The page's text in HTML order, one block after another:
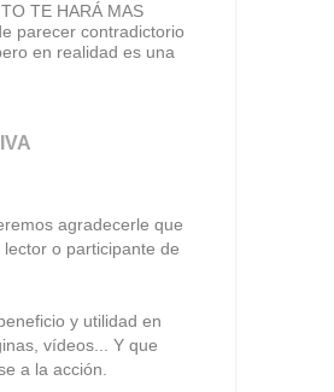
TE HARÁ MAS
parecer contradictorio
en realidad es una
agradecerle que
o participante de
y utilidad en
vídeos... Y que
a la acción.